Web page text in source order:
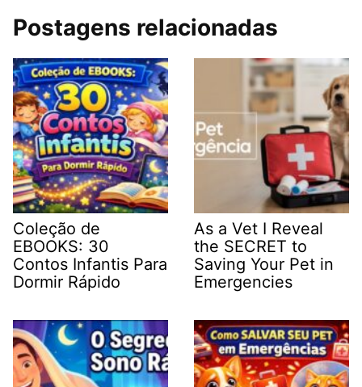
Postagens relacionadas
Coleção de
EBOOKS: 30
Contos Infantis Para
Dormir Rápido
As a Vet I Reveal
the SECRET to
Saving Your Pet in
Emergencies